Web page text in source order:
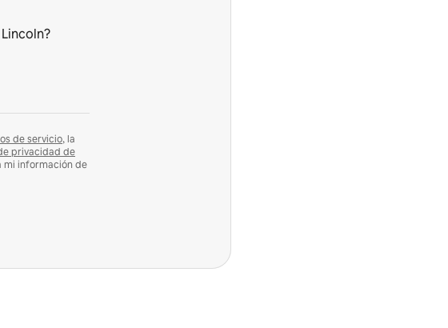
de servicio, la
privacidad de
mi información de